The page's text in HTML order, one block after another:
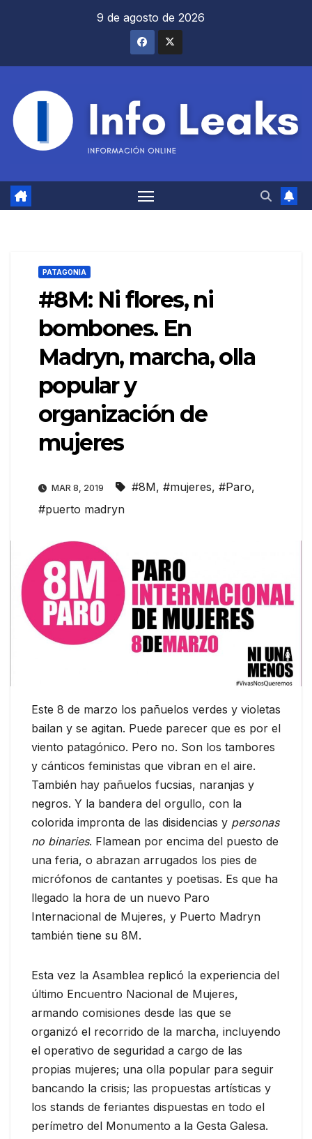
9 de agosto de 2026
PATAGONIA
#8M: Ni flores, ni
bombones. En
Madryn, marcha, olla
popular y
organización de
mujeres
MAR 8, 2019 #8M, #mujeres, #Paro,
#puerto madryn
Este 8 de marzo los pañuelos verdes y violetas
bailan y se agitan. Puede parecer que es por el
viento patagónico. Pero no. Son los tambores
y cánticos feministas que vibran en el aire.
También hay pañuelos fucsias, naranjas y
negros. Y la bandera del orgullo, con la
colorida impronta de las disidencias y personas
no binaries. Flamean por encima del puesto de
una feria, o abrazan arrugados los pies de
micrófonos de cantantes y poetisas. Es que ha
llegado la hora de un nuevo Paro
Internacional de Mujeres, y Puerto Madryn
también tiene su 8M.
Esta vez la Asamblea replicó la experiencia del
último Encuentro Nacional de Mujeres,
armando comisiones desde las que se
organizó el recorrido de la marcha, incluyendo
el operativo de seguridad a cargo de las
propias mujeres; una olla popular para seguir
bancando la crisis; las propuestas artísticas y
los stands de feriantes dispuestas en todo el
perímetro del Monumento a la Gesta Galesa.